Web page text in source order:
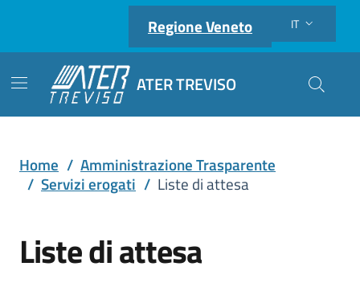
Regione Veneto Lingua attiva:
IT
ATER TREVISO Cerca
Home / Amministrazione Trasparente
/ Servizi erogati / Liste di attesa
Liste di attesa